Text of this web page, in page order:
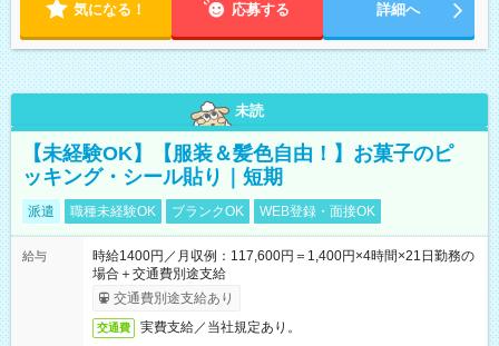
気になる！ 応募する 詳細へ
未読
【未経験OK】【服装＆髪色自由！】お菓子のピ
ッキング・シール貼り｜短期
派遣 職種未経験OK ブランクOK WEB登録・面接OK
給与
時給1400円／月収例：117,600円＝1,400円×4時間×21日勤務の
場合＋交通費別途支給
交通費別途支給あり
交通費 実費支給／当社規定あり。